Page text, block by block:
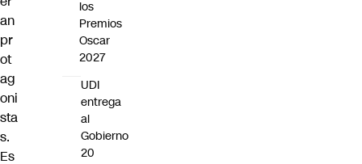
an
pr
ot
ag
oni
sta
s.
Es
los
Premios
Oscar
2027
UDI
entrega
al
Gobierno
20